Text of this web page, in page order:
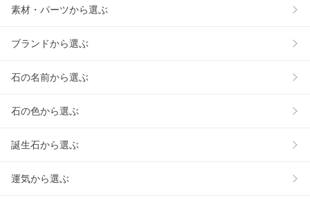
素材・パーツから選ぶ
ブランドから選ぶ
石の名前から選ぶ
石の色から選ぶ
誕生石から選ぶ
運気から選ぶ